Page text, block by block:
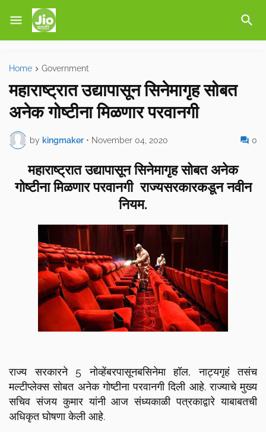
Home Government
महाराष्ट्रात उद्यापासून सिनेमागृह सोबत
अनेक गोष्टीना मिळणार परवानगी
by kingmaker • November 04, 2020 0
महाराष्ट्रात उद्यापासून सिनेमागृह सोबत अनेक
गोष्टीना मिळणार परवानगी राज्यसरकारकडून नवीन
नियम.
राज्य सरकारने 5 नोव्हेंबरपासूनबसिनेमा हॉल, नाट्यगृहं तसंच
मल्टीप्लेक्स सोबत अनेक गोष्टीना परवानगी दिली आहे. राज्याचे मुख्य
सचिव संजय कुमार यांनी आज संध्यकाळी पत्रकाद्वारे याबाबतची
अधिकृत घोषणा केली आहे.